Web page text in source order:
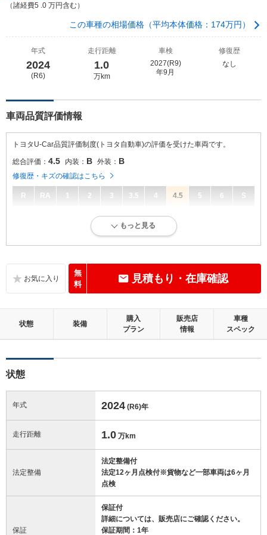
（諸経費5 .0 万円含む）
この車種の相場価格（平均本体価格：174万円）
年式
2024
(R6)
走行距離
1.0
万km
車検
2027(R9)
年9月
修復歴
なし
車両品質評価情報
トヨタU-Car品質評価制度(トヨタ自動車)の評価を受けた車両です。
総合評価： 4.5 内装： B 外装： B
修復歴・キズの確認はこちら
R RA 1 2 3 3.5 4 4.5 5 6 S
走行距離が10万キロ以内で、きれいな状態です。
いたみ、汚れなどは少なく、全体的に良好な状態です。
とんどない良好な状態です。
もっと見る
無
料
見積もり・在庫確認
状態 装備
購入
プラン
販売店
情報
車種
スペック
状態
年式 2024 (R6)年
走行距離 1.0 万km
法定整備
法定整備付
法定12ヶ月点検付※貨物など一部車両は6ヶ月
点検
保証
保証付
詳細については、販売店にご確認ください。
保証期間：1年